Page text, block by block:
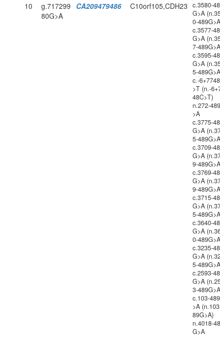
10
g.717299
80G>A
CA209479486 C10orf105,CDH23
c.3580-
G>A
0-
c.3577-
G>A
7-
c.3595-
G>A
5-
c.-
>T (n.-
48C>T)
n.272-
>A
c.3775-
G>A
5-
c.3709-
G>A
9-
c.3769-
G>A
9-
c.3715-
G>A
5-
c.3640-
G>A
0-
c.3235-
G>A
5-
c.2593-
G>A
3-
c.103-
>A
89G>A)
n.4018-
G>A